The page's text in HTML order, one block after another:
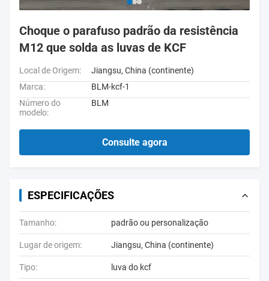
Choque o parafuso padrão da resistência
M12 que solda as luvas de KCF
Local de Origem:
Jiangsu, China (continente)
Marca:
BLM-kcf-1
Número do
modelo:
BLM
Consulte agora
ESPECIFICAÇÕES
Tamanho: padrão ou personalização
Lugar de origem: Jiangsu, China (continente)
Tipo: luva do kcf